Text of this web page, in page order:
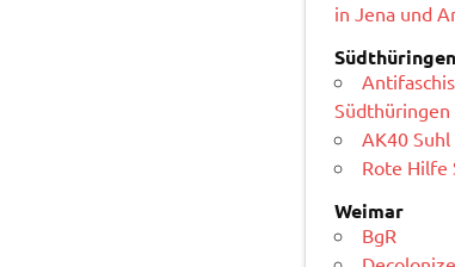
in Jena und
Südthüringen
Südthüringen
AK40 Suhl
Rote Hilfe
Weimar
BgR